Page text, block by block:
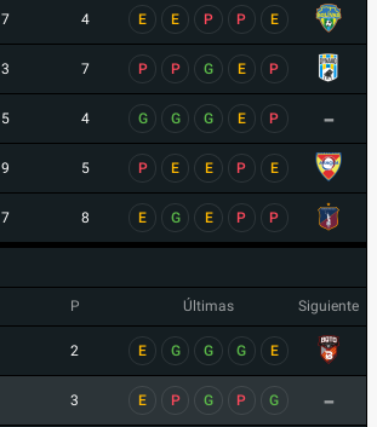
7 4 E E P P E
3 7 P P G E P
5 4 G G G E P -
9 5 P E E P E
7 8 E G E P P
P Últimas Siguiente
2 E G G G E
3 E P G P G -